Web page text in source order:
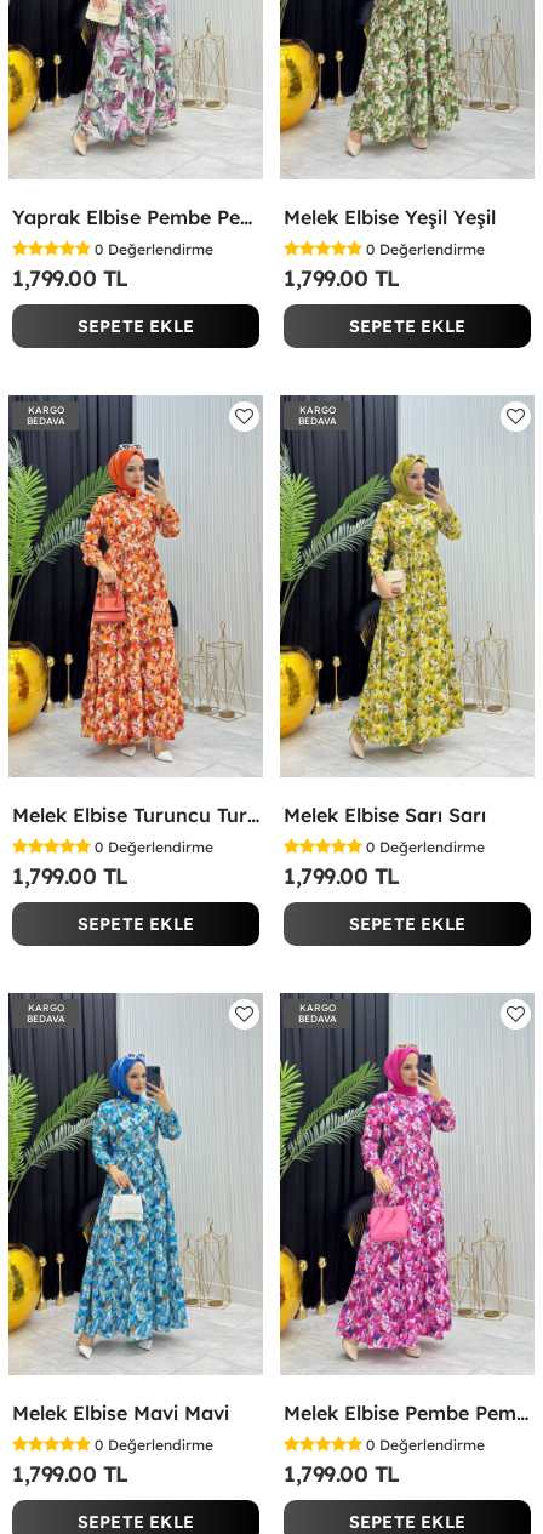
Yaprak Elbise Pembe Pembe
0 Değerlendirme
1,799.00 TL
SEPETE EKLE
Melek Elbise Yeşil Yeşil
0 Değerlendirme
1,799.00 TL
SEPETE EKLE
KARGO
BEDAVA
Melek Elbise Turuncu Turuncu
0 Değerlendirme
1,799.00 TL
SEPETE EKLE
KARGO
BEDAVA
Melek Elbise Sarı Sarı
0 Değerlendirme
1,799.00 TL
SEPETE EKLE
KARGO
BEDAVA
Melek Elbise Mavi Mavi
0 Değerlendirme
1,799.00 TL
SEPETE EKLE
KARGO
BEDAVA
Melek Elbise Pembe Pembe
0 Değerlendirme
1,799.00 TL
SEPETE EKLE